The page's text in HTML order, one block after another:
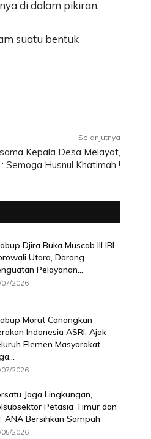
di dalam pikiran.
suatu bentuk
Selanjutnya
Kepala Desa Melayat,
Semoga Husnul Khatimah !
Djira Buka Muscab III IBI
Utara, Dorong
Pelayanan...
07/2026
Morut Canangkan
Indonesia ASRI, Ajak
Elemen Masyarakat
07/2026
Jaga Lingkungan,
Petasia Timur dan
ANA Bersihkan Sampah
05/2026